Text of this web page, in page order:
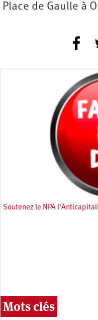
Place de Gaulle à
Soutenez le NPA
Mots clés